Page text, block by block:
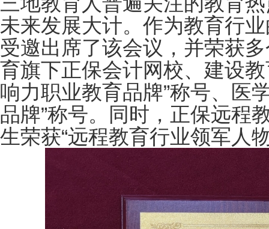
未来发展大计。作为教育行
受邀出席了该会议，并荣获
育旗下正保会计网校、建设
响力职业教育品牌”称号、医
品牌”称号。同时，正保远程
生荣获“远程教育行业领军人